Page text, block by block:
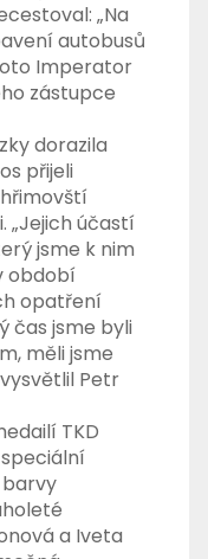
„Na
autobusů
Imperator
zástupce
dorazila
přijeli
„Jejich účastí
jsme k nim
období
opatření
čas jsme byli
měli jsme
Petr
TKD
a Iveta